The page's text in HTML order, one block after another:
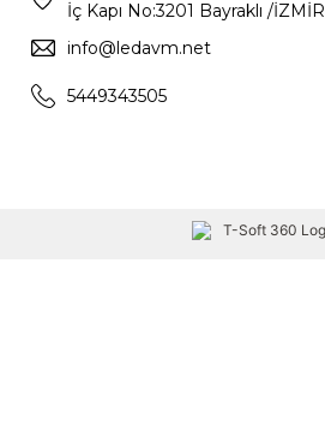
İç Kapı No:3201 Bayraklı /İZMİR
info@ledavm.net
5449343505